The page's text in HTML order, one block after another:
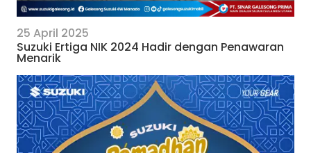
25 April 2025
Suzuki Ertiga NIK 2024 Hadir dengan Penawaran
Menarik